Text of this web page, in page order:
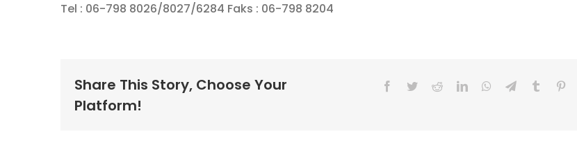
Tel : 06-798 8026/8027/6284 Faks : 06-798 8204
Share This Story, Choose Your
Platform!
Facebook
TwitterRedditLinkedInWhatsApp
TelegramTumblr